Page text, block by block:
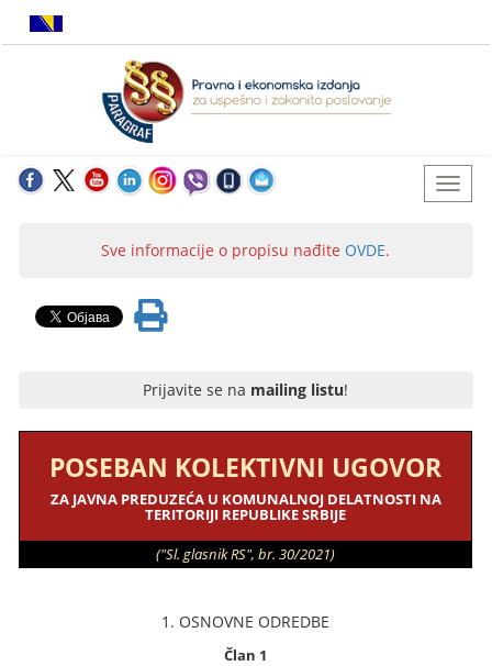
Sve informacije o propisu nađite OVDE.
Prijavite se na mailing listu!
POSEBAN KOLEKTIVNI UGOVOR
ZA JAVNA PREDUZEĆA U KOMUNALNOJ DELATNOSTI NA
TERITORIJI REPUBLIKE SRBIJE
("Sl. glasnik RS", br. 30/2021)
1. OSNOVNE ODREDBE
Član 1